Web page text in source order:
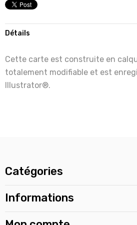
Détails
Cette carte est construite en
totalement modifiable et est
Illustrator®.
Catégories
Informations